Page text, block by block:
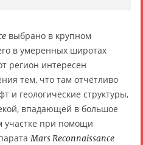
выбрано в крупном
в умеренных широтах
регион интересен
тем, что там отчётливо
и геологические структуры,
впадающей в большое
участке при помощи
Mars Reconnaissance